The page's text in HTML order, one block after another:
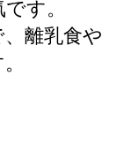
す。
離乳食や